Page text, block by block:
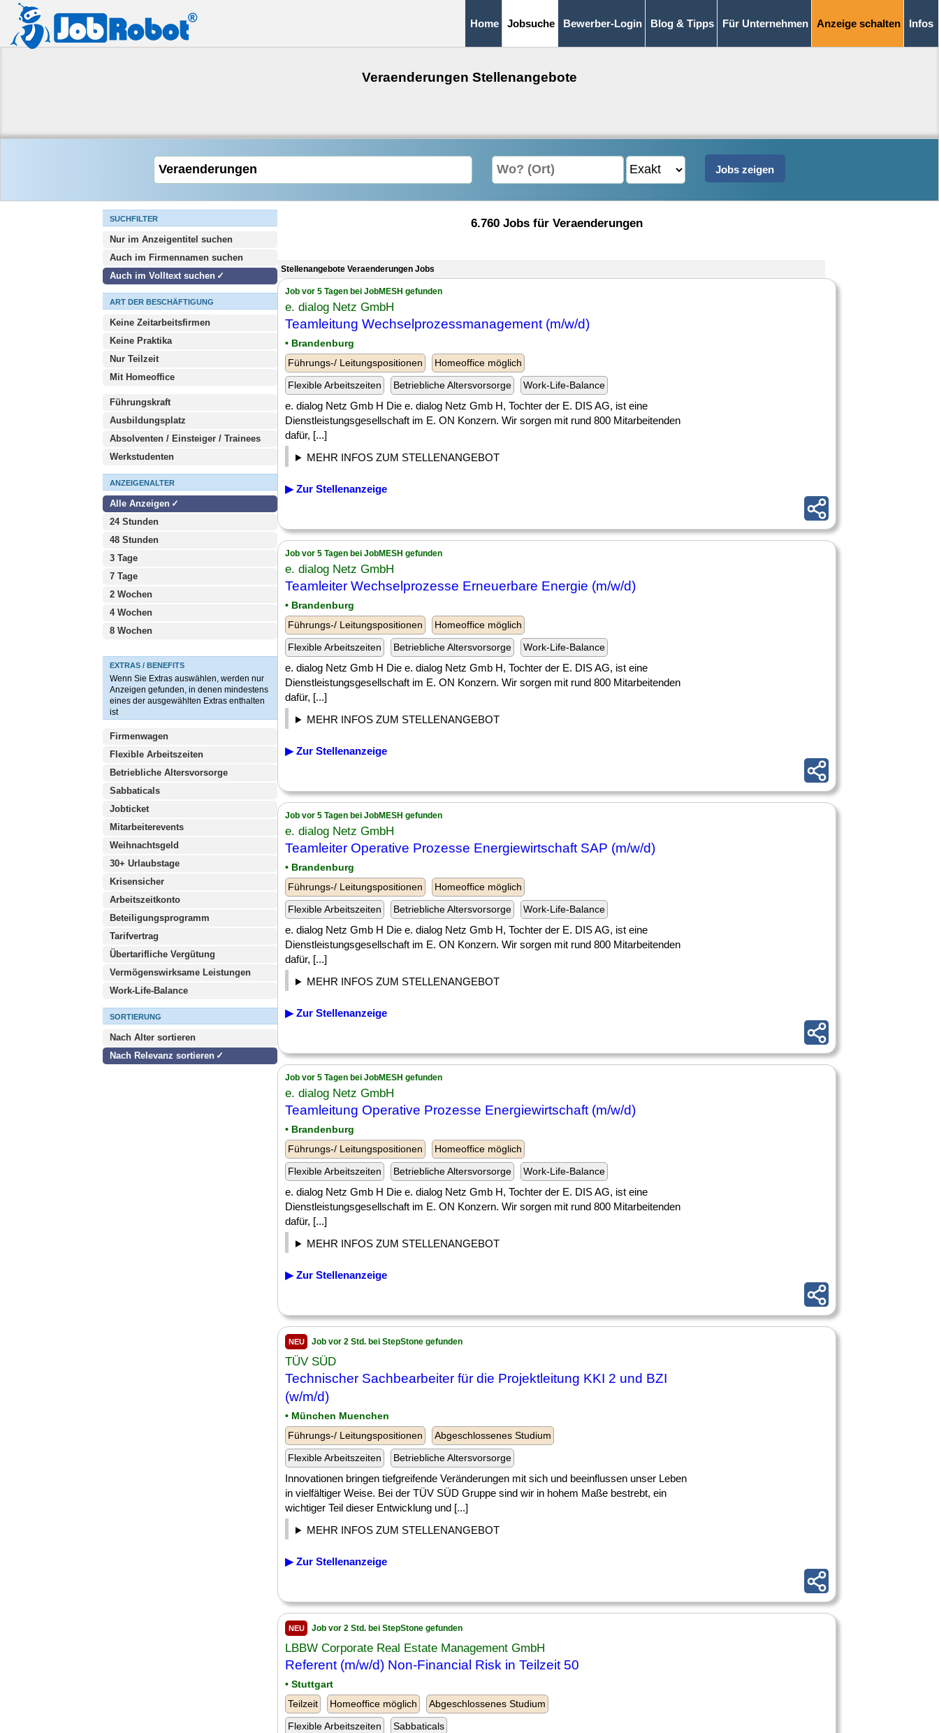
Home Jobsuche Bewerber-Login Blog & Tipps Für Unternehmen Anzeige schalten Infos
Veraenderungen Stellenangebote
SUCHFILTER
Nur im Anzeigentitel suchen
Auch im Firmennamen suchen
Auch im Volltext suchen
ART DER BESCHÄFTIGUNG
Keine Zeitarbeitsfirmen
Keine Praktika
Nur Teilzeit
Mit Homeoffice
Führungskraft
Ausbildungsplatz
Absolventen / Einsteiger / Trainees
Werkstudenten
ANZEIGENALTER
Alle Anzeigen
24 Stunden
48 Stunden
3 Tage
7 Tage
2 Wochen
4 Wochen
8 Wochen
EXTRAS / BENEFITS
Wenn Sie Extras auswählen, werden nur
Anzeigen gefunden, in denen mindestens
eines der ausgewählten Extras enthalten
ist
Firmenwagen
Flexible Arbeitszeiten
Betriebliche Altersvorsorge
Sabbaticals
Jobticket
Mitarbeiterevents
Weihnachtsgeld
30+ Urlaubstage
Krisensicher
Arbeitszeitkonto
Beteiligungsprogramm
Tarifvertrag
Übertarifliche Vergütung
Vermögenswirksame Leistungen
Work-Life-Balance
SORTIERUNG
Nach Alter sortieren
Nach Relevanz sortieren
6.760 Jobs für Veraenderungen
Stellenangebote Veraenderungen Jobs
Job vor 5 Tagen bei JobMESH gefunden
e. dialog Netz GmbH
Teamleitung Wechselprozessmanagement (m/w/d)
• Brandenburg
Führungs-/ Leitungspositionen
Homeoffice möglich
Flexible Arbeitszeiten
Betriebliche Altersvorsorge Work-Life-Balance
e. dialog Netz Gmb H Die e. dialog Netz Gmb H, Tochter der E. DIS AG, ist eine
Dienstleistungsgesellschaft im E. ON Konzern. Wir sorgen mit rund 800 Mitarbeitenden
dafür, [...]
MEHR INFOS ZUM STELLENANGEBOT
▶ Zur Stellenanzeige
Job vor 5 Tagen bei JobMESH gefunden
e. dialog Netz GmbH
Teamleiter Wechselprozesse Erneuerbare Energie (m/w/d)
• Brandenburg
Führungs-/ Leitungspositionen
Homeoffice möglich
Flexible Arbeitszeiten
Betriebliche Altersvorsorge Work-Life-Balance
e. dialog Netz Gmb H Die e. dialog Netz Gmb H, Tochter der E. DIS AG, ist eine
Dienstleistungsgesellschaft im E. ON Konzern. Wir sorgen mit rund 800 Mitarbeitenden
dafür, [...]
MEHR INFOS ZUM STELLENANGEBOT
▶ Zur Stellenanzeige
Job vor 5 Tagen bei JobMESH gefunden
e. dialog Netz GmbH
Teamleiter Operative Prozesse Energiewirtschaft SAP (m/w/d)
• Brandenburg
Führungs-/ Leitungspositionen
Homeoffice möglich
Flexible Arbeitszeiten
Betriebliche Altersvorsorge Work-Life-Balance
e. dialog Netz Gmb H Die e. dialog Netz Gmb H, Tochter der E. DIS AG, ist eine
Dienstleistungsgesellschaft im E. ON Konzern. Wir sorgen mit rund 800 Mitarbeitenden
dafür, [...]
MEHR INFOS ZUM STELLENANGEBOT
▶ Zur Stellenanzeige
Job vor 5 Tagen bei JobMESH gefunden
e. dialog Netz GmbH
Teamleitung Operative Prozesse Energiewirtschaft (m/w/d)
• Brandenburg
Führungs-/ Leitungspositionen
Homeoffice möglich
Flexible Arbeitszeiten
Betriebliche Altersvorsorge Work-Life-Balance
e. dialog Netz Gmb H Die e. dialog Netz Gmb H, Tochter der E. DIS AG, ist eine
Dienstleistungsgesellschaft im E. ON Konzern. Wir sorgen mit rund 800 Mitarbeitenden
dafür, [...]
MEHR INFOS ZUM STELLENANGEBOT
▶ Zur Stellenanzeige
NEU Job vor 2 Std. bei StepStone gefunden
TÜV SÜD
Technischer Sachbearbeiter für die Projektleitung KKI 2 und BZI
(w/m/d)
• München Muenchen
Führungs-/ Leitungspositionen
Abgeschlossenes Studium
Flexible Arbeitszeiten
Betriebliche Altersvorsorge
Innovationen bringen tiefgreifende Veränderungen mit sich und beeinflussen unser Leben
in vielfältiger Weise. Bei der TÜV SÜD Gruppe sind wir in hohem Maße bestrebt, ein
wichtiger Teil dieser Entwicklung und [...]
MEHR INFOS ZUM STELLENANGEBOT
▶ Zur Stellenanzeige
NEU Job vor 2 Std. bei StepStone gefunden
LBBW Corporate Real Estate Management GmbH
Referent (m/w/d) Non-Financial Risk in Teilzeit 50
• Stuttgart
Teilzeit
Homeoffice möglich
Abgeschlossenes Studium
Flexible Arbeitszeiten
Sabbaticals